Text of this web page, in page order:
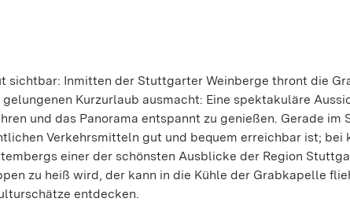
sichtbar: Inmitten der Stuttgarter Weinberge thront die
Kurzurlaub ausmacht: Eine spektakuläre
und das Panorama entspannt zu genießen. Gerade im
Verkehrsmitteln gut und bequem erreichbar ist; bei
einer der schönsten Ausblicke der Region
zu heiß wird, der kann in die Kühle der Grabkapelle
entdecken.